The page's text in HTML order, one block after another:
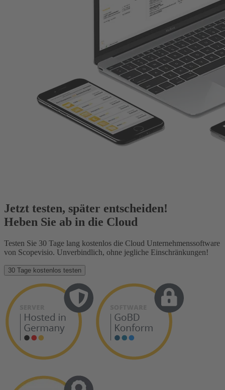
Jetzt testen, später entscheiden!
Heben Sie ab in die Cloud
Testen Sie 30 Tage lang kostenlos die Cloud Unternehmenssoftware
von Scopevisio. Unverbindlich, ohne jegliche Einschränkungen!
30 Tage kostenlos testen